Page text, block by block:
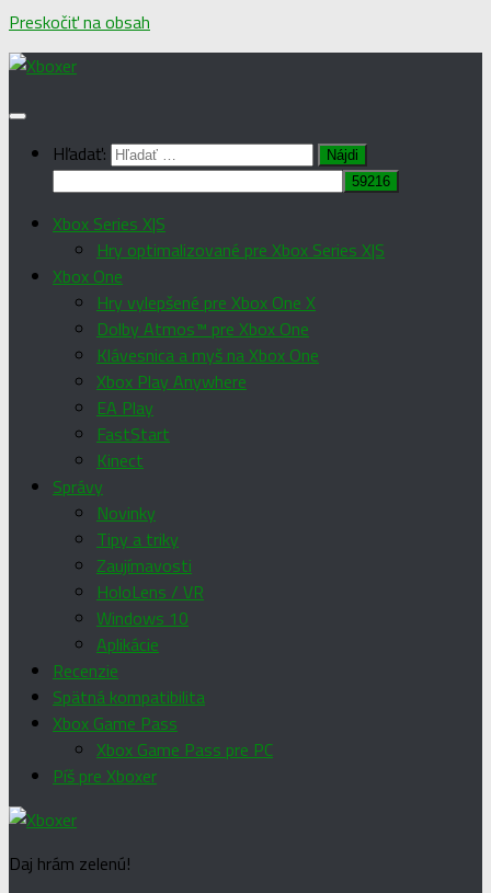
Preskočiť na obsah
Hľadať:
Xbox Series X|S
Hry optimalizované pre Xbox Series X|S
Xbox One
Hry vylepšené pre Xbox One X
Dolby Atmos™ pre Xbox One
Klávesnica a myš na Xbox One
Xbox Play Anywhere
EA Play
FastStart
Kinect
Správy
Novinky
Tipy a triky
Zaujímavosti
HoloLens / VR
Windows 10
Aplikácie
Recenzie
Spätná kompatibilita
Xbox Game Pass
Xbox Game Pass pre PC
Píš pre Xboxer
Daj hrám zelenú!